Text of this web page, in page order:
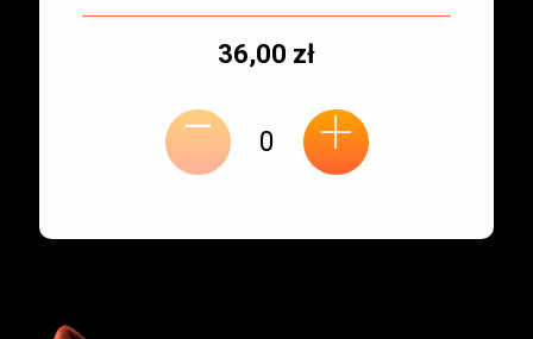
biletu:
Typ
Cena
36,00 zł
- +